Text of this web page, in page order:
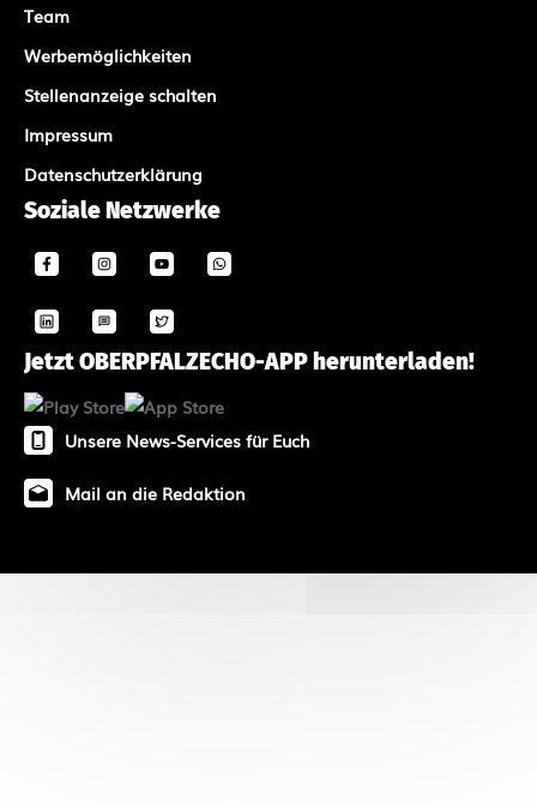
Team
Werbemöglichkeiten
Stellenanzeige schalten
Impressum
Datenschutzerklärung
Soziale Netzwerke
Jetzt OBERPFALZECHO-APP herunterladen!
Unsere News-Services für Euch
Mail an die Redaktion